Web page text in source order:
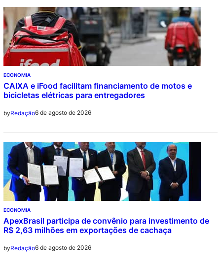
ECONOMIA
CAIXA e iFood facilitam financiamento de motos e
bicicletas elétricas para entregadores
byRedação6 de agosto de 2026
ECONOMIA
ApexBrasil participa de convênio para investimento de
R$ 2,63 milhões em exportações de cachaça
byRedação6 de agosto de 2026